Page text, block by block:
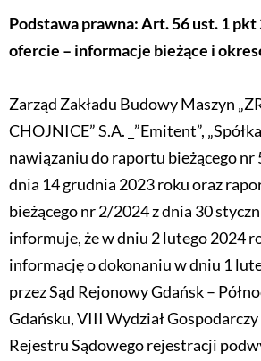
Podstawa prawna:Art. 56 ust. 1 pkt
ofercie – informacje bieżące i
Zarząd Zakładu Budowy Maszyn
CHOJNICE” S.A. _”Emitent”,
nawiązaniu do raportu bieżącego nr
dnia 14 grudnia 2023 roku oraz
bieżącego nr 2/2024 z dnia 30
informuje, że w dniu 2 lutego 2024
informację o dokonaniu w dniu 1
przez Sąd Rejonowy Gdańsk –
Gdańsku, VIII Wydział
Rejestru Sądowego rejestracji